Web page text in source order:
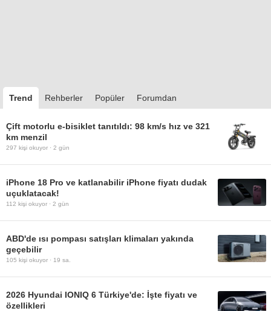
Trend Rehberler Popüler Forumdan
Çift motorlu e-bisiklet tanıtıldı: 98 km/s hız ve 321
km menzil
297 kişi okuyor · 2 gün
iPhone 18 Pro ve katlanabilir iPhone fiyatı dudak
uçuklatacak!
112 kişi okuyor · 2 gün
ABD'de ısı pompası satışları klimaları yakında
geçebilir
105 kişi okuyor · 19 sa.
2026 Hyundai IONIQ 6 Türkiye'de: İşte fiyatı ve
özellikleri